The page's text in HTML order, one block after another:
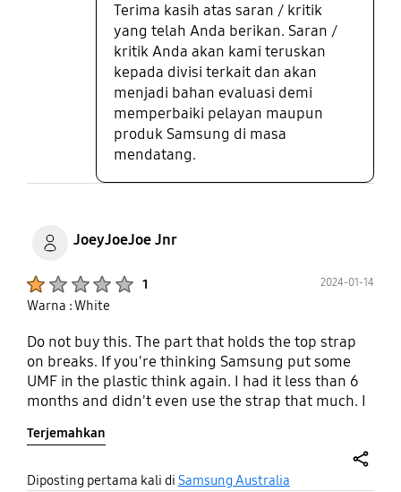
Terima kasih atas saran / kritik
yang telah Anda berikan. Saran /
kritik Anda akan kami teruskan
kepada divisi terkait dan akan
menjadi bahan evaluasi demi
memperbaiki pelayan maupun
produk Samsung di masa
mendatang.
JoeyJoeJoe Jnr
1 2024-01-14
Warna : White
Do not buy this. The part that holds the top strap
on breaks. If you're thinking Samsung put some
UMF in the plastic think again. I had it less than 6
months and didn't even use the strap that much. I
a replacement but I am not holding my breath. Do
Terjemahkan
Diposting pertama kali di Samsung Australia